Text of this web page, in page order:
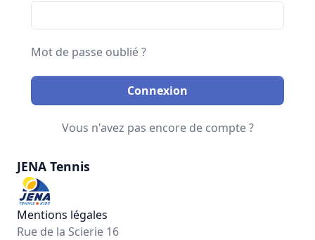
Mot de passe oublié ?
Connexion
Vous n'avez pas encore de compte ?
JENA Tennis
Mentions légales
Rue de la Scierie 16